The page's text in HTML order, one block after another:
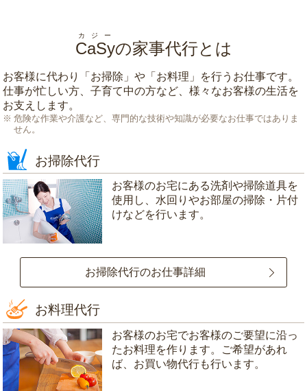
CaSy
カジー
の家事代行とは
お客様に代わり「 お掃除 」や「 お料理 」を行うお仕事です。
仕事が忙しい方、子育て中の方など、様々なお客様の生活を
お支えします。
危険な作業や介護など、専門的な技術や知識が必要なお仕事ではありま
せん。
お掃除代行
お客様のお宅にある洗剤や掃除道具を
使用し、水回りやお部屋の掃除・片付
けなどを行います。
お掃除代行のお仕事詳細
お料理代行
お客様のお宅でお客様のご要望に沿っ
たお料理を作ります。ご希望があれ
ば、お買い物代行も行います。